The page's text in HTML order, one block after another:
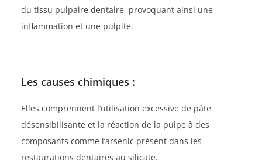
du tissu pulpaire dentaire, provoquant ainsi une
inflammation et une pulpite.
Les causes chimiques :
Elles comprennent l’utilisation excessive de pâte
désensibilisante et la réaction de la pulpe à des
composants comme l’arsenic présent dans les
restaurations dentaires au silicate.